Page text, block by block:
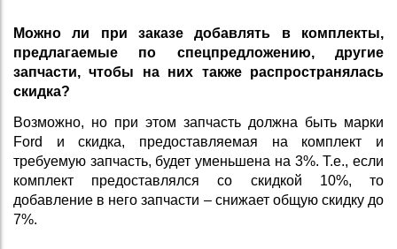
Можно ли при заказе добавлять в комплекты,
предлагаемые по спецпредложению, другие
запчасти, чтобы на них также распространялась
скидка?
Возможно, но при этом запчасть должна быть марки
Ford
и скидка, предоставляемая на комплект и
требуемую запчасть, будет уменьшена на 3%. Т.е., если
комплект предоставлялся со скидкой 10%, то
добавление в него запчасти – снижает общую скидку до
7%.